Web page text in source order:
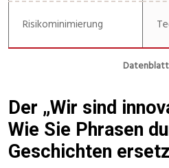
Datenblatt
Risikominimierung
Der „Wir sind
Wie Sie Phrasen
Geschichten